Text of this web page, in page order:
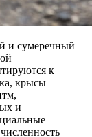
и сумеречный
к
крысы
и